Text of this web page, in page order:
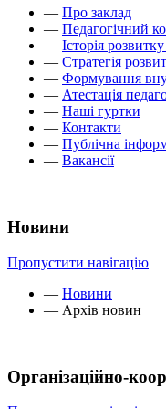
— Про заклад
— Педагогічний
— Історія
— Стратегія
— Формування
— Атестація
— Наші гуртки
— Контакти
— Публічна
— Вакансії
Новини
Пропустити навігацію
— Новини
— Архів новин
Організаційно-